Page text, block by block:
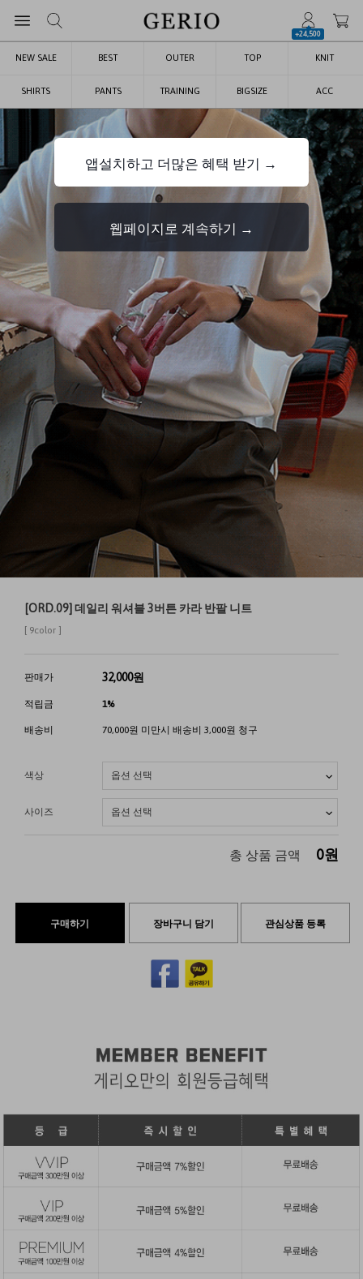
+24,500
NEW SALE BEST OUTER TOP KNIT
SHIRTS PANTS TRAINING BIGSIZE ACC
[ORD.09] 데일리 워셔블 3버튼 카라 반팔 니트
[ 9color ]
판매가 32,000원
적립금 1%
배송비 70,000원 미만시 배송비 3,000원 청구
색상
사이즈
총 상품 금액 0원
구매하기 장바구니 담기 관심상품 등록
앱설치하고 더많은 혜택 받기 →
웹페이지로 계속하기 →